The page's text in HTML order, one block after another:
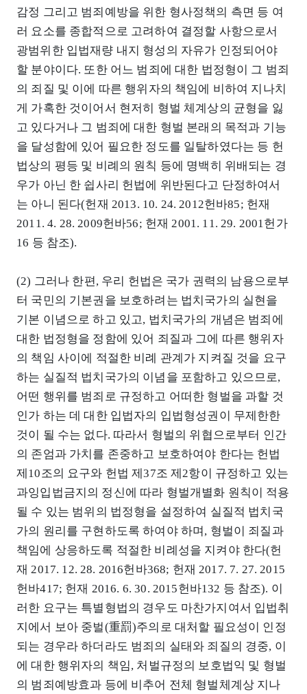
감정 그리고 범죄예방을 위한 형사정책의 측면 등 여
러 요소를 종합적으로 고려하여 결정할 사항으로서
광범위한 입법재량 내지 형성의 자유가 인정되어야
할 분야이다. 또한 어느 범죄에 대한 법정형이 그 범죄
의 죄질 및 이에 따른 행위자의 책임에 비하여 지나치
게 가혹한 것이어서 현저히 형벌 체계상의 균형을 잃
고 있다거나 그 범죄에 대한 형벌 본래의 목적과 기능
을 달성함에 있어 필요한 정도를 일탈하였다는 등 헌
법상의 평등 및 비례의 원칙 등에 명백히 위배되는 경
우가 아닌 한 쉽사리 헌법에 위반된다고 단정하여서
는 아니 된다(헌재 2013. 10. 24. 2012헌바85; 헌재
2011. 4. 28. 2009헌바56; 헌재 2001. 11. 29. 2001헌가
16 등 참조).
(2) 그러나 한편, 우리 헌법은 국가 권력의 남용으로부
터 국민의 기본권을 보호하려는 법치국가의 실현을
기본 이념으로 하고 있고, 법치국가의 개념은 범죄에
대한 법정형을 정함에 있어 죄질과 그에 따른 행위자
의 책임 사이에 적절한 비례 관계가 지켜질 것을 요구
하는 실질적 법치국가의 이념을 포함하고 있으므로,
어떤 행위를 범죄로 규정하고 어떠한 형벌을 과할 것
인가 하는 데 대한 입법자의 입법형성권이 무제한한
것이 될 수는 없다. 따라서 형벌의 위협으로부터 인간
의 존엄과 가치를 존중하고 보호하여야 한다는 헌법
제10조의 요구와 헌법 제37조 제2항이 규정하고 있는
과잉입법금지의 정신에 따라 형벌개별화 원칙이 적용
될 수 있는 범위의 법정형을 설정하여 실질적 법치국
가의 원리를 구현하도록 하여야 하며, 형벌이 죄질과
책임에 상응하도록 적절한 비례성을 지켜야 한다(헌
재 2017. 12. 28. 2016헌바368; 헌재 2017. 7. 27. 2015
헌바417; 헌재 2016. 6. 30. 2015헌바132 등 참조). 이
러한 요구는 특별형법의 경우도 마찬가지여서 입법취
지에서 보아 중벌(重罰)주의로 대처할 필요성이 인정
되는 경우라 하더라도 범죄의 실태와 죄질의 경중, 이
에 대한 행위자의 책임, 처벌규정의 보호법익 및 형벌
의 범죄예방효과 등에 비추어 전체 형벌체계상 지나